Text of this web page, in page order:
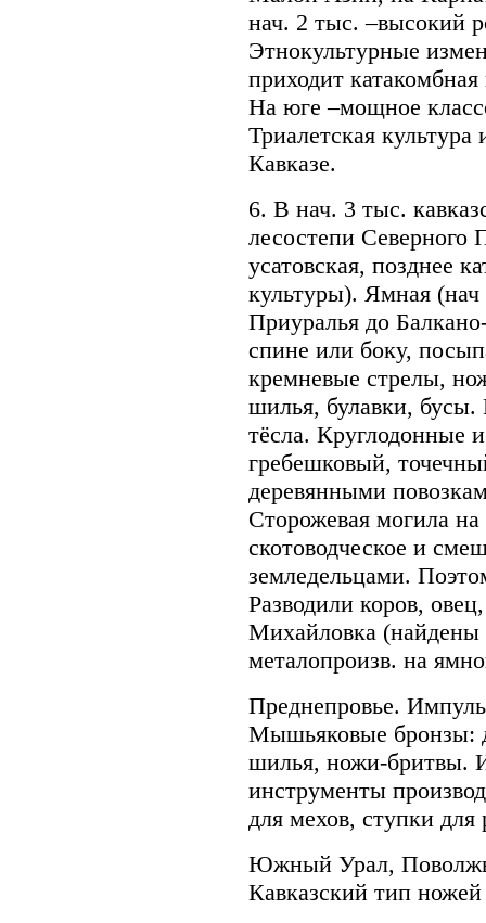
нач. 2 тыс. –высокий
Этнокультурные
приходит
На юге –мощное
Триалетская культура
Кавказе.
6. В нач. 3 тыс.
лесостепи Северного
усатовская, позднее
культуры). Ямная
Приуралья до
спине или боку,
кремневые стрелы,
шилья, булавки,
тёсла. Круглодонные
гребешковый,
деревянными
Сторожевая могила
скотоводческое и
земледельцами.
Разводили коров,
Михайловка
металопроизв. на
Преднепровье.
Мышьяковые бронзы:
шилья, ножи-бритвы.
инструменты
для мехов, ступки для
Южный Урал,
Кавказский тип